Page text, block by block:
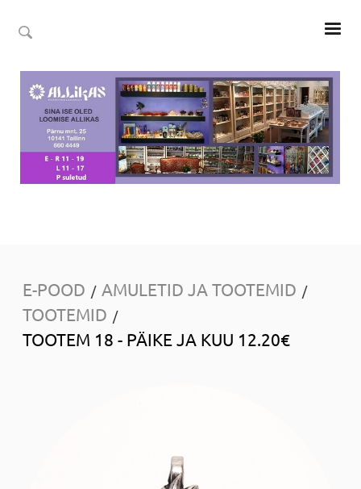
E-POOD / AMULETID JA TOOTEMID /
TOOTEMID /
TOOTEM 18 - PÄIKE JA KUU 12.20€